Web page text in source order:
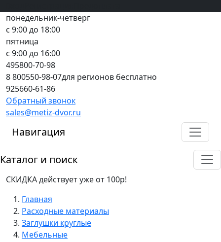
понедельник-четверг
с 9:00 до 18:00
пятница
с 9:00 до 16:00
495800-70-98
8 800550-98-07для регионов бесплатно
925660-61-86
Обратный звонок
sales@metiz-dvor.ru
Навигация
Каталог и поиск
СКИДКА действует уже от 100р!
Главная
Расходные материалы
Заглушки круглые
Мебельные